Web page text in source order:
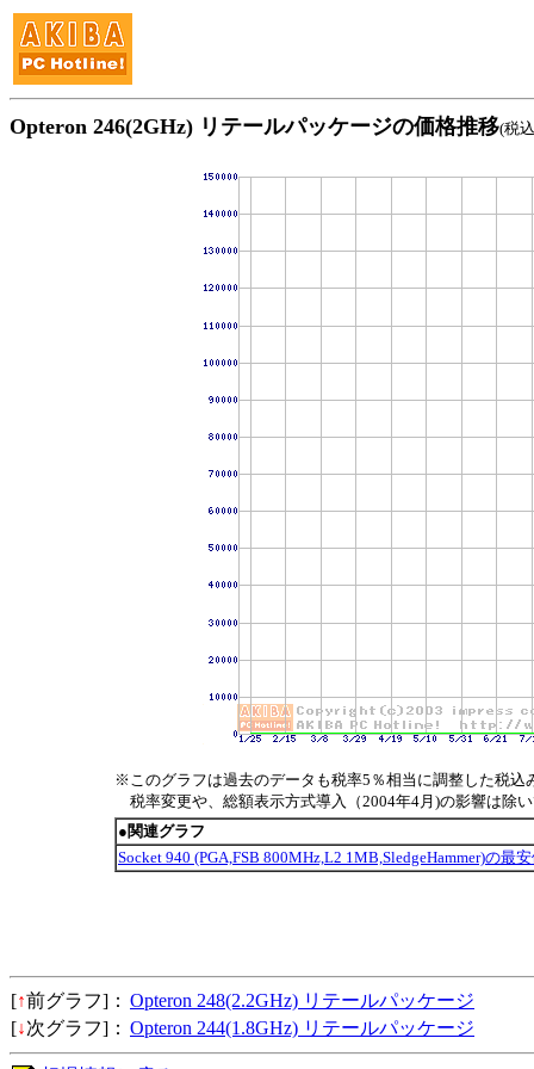
Opteron 246(2GHz) リテールパッケージの価格推移(税
※このグラフは過去のデータも税率5％相当に調整した税込
税率変更や、総額表示方式導入（2004年4月)の影響は除
●関連グラフ
Socket 940 (PGA,FSB 800MHz,L2 1MB,SledgeHammer)の最
[↑前グラフ]： Opteron 248(2.2GHz) リテールパッケージ
[↓次グラフ]： Opteron 244(1.8GHz) リテールパッケージ